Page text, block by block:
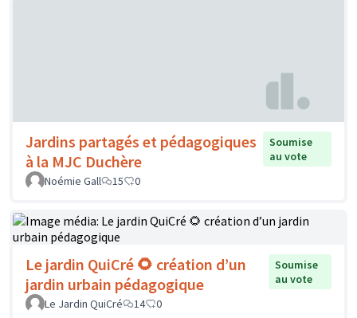
Jardins partagés et pédagogiques
à la MJC Duchère
Soumise
au vote
Noémie Gall
15 0
Le jardin QuiCré 🌻 création d’un
jardin urbain pédagogique
Soumise
au vote
Le Jardin QuiCré
14 0